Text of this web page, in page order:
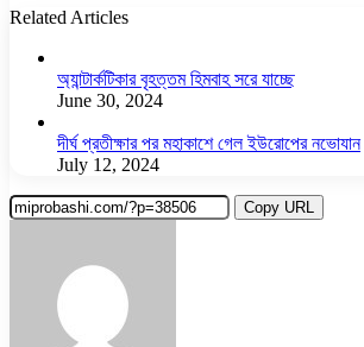
Related Articles
অ্যান্টার্কটিকার বৃহত্তম হিমবাহ সরে যাচ্ছে
June 30, 2024
দীর্ঘ প্রতীক্ষার পর মহাকাশে গেল ইউরোপের নভোযান
July 12, 2024
Copy URL